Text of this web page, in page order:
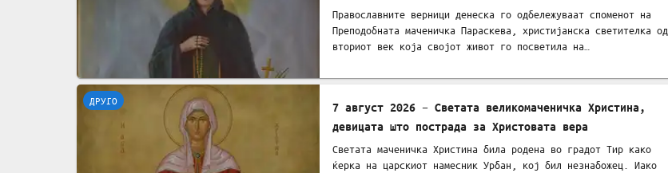
Православните верници денеска го одбележуваат споменот на
Преподобната маченичка Параскева, христијанска светителка од
вториот век која својот живот го посветила на…
ДРУГО
7 август 2026 – Светата великомаченичка Христина,
девицата што пострада за Христовата вера
Светата маченичка Христина била родена во градот Тир како
ќерка на царскиот намесник Урбан, кој бил незнабожец. Иако